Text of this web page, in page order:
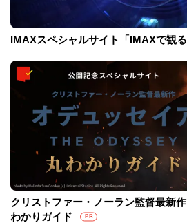
IMAXスペシャルサイト「IMAXで観
クリストファー・ノーラン監督最新
わかりガイド
PR